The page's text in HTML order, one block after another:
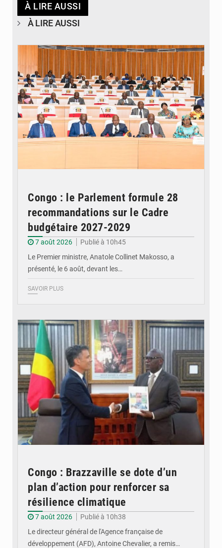
À LIRE AUSSI
À LIRE AUSSI
Congo : le Parlement formule 28
recommandations sur le Cadre
budgétaire 2027-2029
7 août 2026
Publié à 10h45
Le Premier ministre, Anatole Collinet Makosso, a
présenté, le 6 août, devant les…
SAVOIR PLUS
Congo : Brazzaville se dote d’un
plan d’action pour renforcer sa
résilience climatique
7 août 2026
Publié à 10h38
Le directeur général de l'Agence française de
développement (AFD), Antoine Chevalier, a remis…